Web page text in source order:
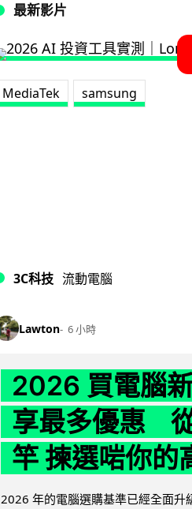
最新影片
MediaTek samsung
3C科技 流動電腦
Lawton 6 小時
2026 買電腦
享最多優惠
竿 揀選啱你的
2026 年的電腦選購基準已經全面升